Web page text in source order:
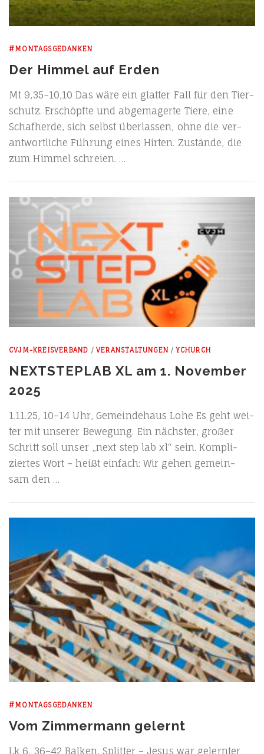
#MONTAGSGEDANKEN
Der Himmel auf Erden
Mt 9,35−10,10 Das wäre ein glat­ter Fall für den Tier­
schutz. Erschöpf­te und abge­ma­ger­te Tie­re, eine
Schaf­her­de, sich selbst über­las­sen, ohne die ver­
ant­wort­li­che Füh­rung eines Hir­ten. Zustän­de, die
zum Him­mel schreien. …
CVJM-KREISVERBAND /VERANSTALTUNGEN /YCHURCH
NEXTSTEPLAB XL am 1. November
2025
1.11.25, 10–14 Uhr, Gemein­de­haus Lohe Es geht wei­
ter mit unse­rer Bewe­gung. Ein nächs­ter, gro­ßer
Schritt soll unser „next step lab xl“ sein. Kom­pli­
zier­tes Wort – heißt ein­fach: Wir gehen gemein­
sam den …
#MONTAGSGEDANKEN
Vom Zimmermann gelernt
Lk 6, 36–42 Bal­ken, Split­ter – Jesus war gelern­ter